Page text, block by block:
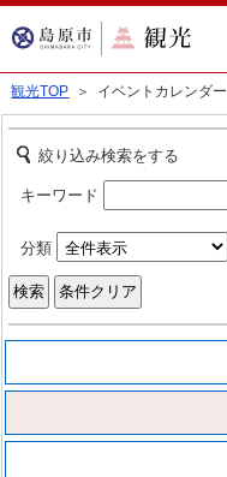
観光TOP ＞ イベントカレンダー
絞り込み検索をする
キーワード
分類